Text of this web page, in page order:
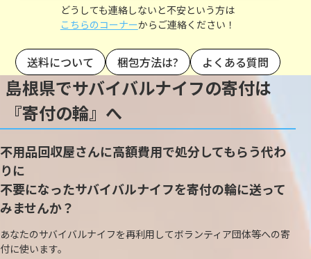
どうしても連絡しないと不安という方は
こちらのコーナーからご連絡ください！
送料について 梱包方法は? よくある質問
島根県でサバイバルナイフの寄付は
『寄付の輪』へ
不用品回収屋さんに高額費用で処分してもらう代わ
りに
不要になったサバイバルナイフを寄付の輪に送って
みませんか？
あなたのサバイバルナイフを再利用してボランティア団体等への寄
付に使います。